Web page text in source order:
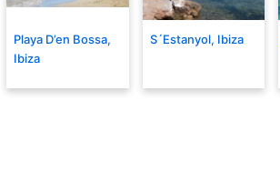
Playa D’en Bossa,
Ibiza
S´Estanyol, Ibiza